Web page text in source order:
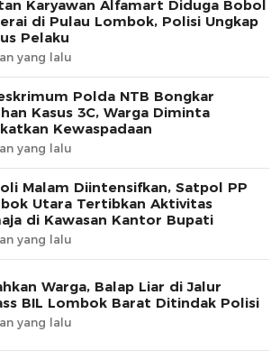
Karyawan Alfamart Diduga Bobol
di Pulau Lombok, Polisi Ungkap
Pelaku
yang lalu
Polda NTB Bongkar
Kasus 3C, Warga Diminta
Kewaspadaan
yang lalu
Malam Diintensifkan, Satpol PP
Utara Tertibkan Aktivitas
di Kawasan Kantor Bupati
yang lalu
Warga, Balap Liar di Jalur
BIL Lombok Barat Ditindak Polisi
yang lalu